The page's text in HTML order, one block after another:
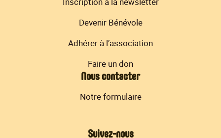
Devenir Bénévole
Adhérer à l’association
Faire un don
Nous contacter
Notre formulaire
Suivez-nous